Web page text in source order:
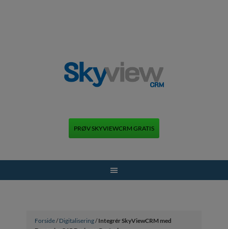
PRØV SKYVIEWCRM GRATIS
Forside/Digitalisering/Integrér SkyViewCRM med